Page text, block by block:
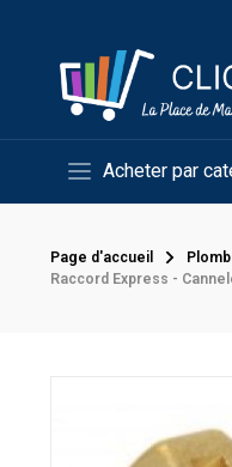
Acheter par
Page d'accueil
Raccord Express -